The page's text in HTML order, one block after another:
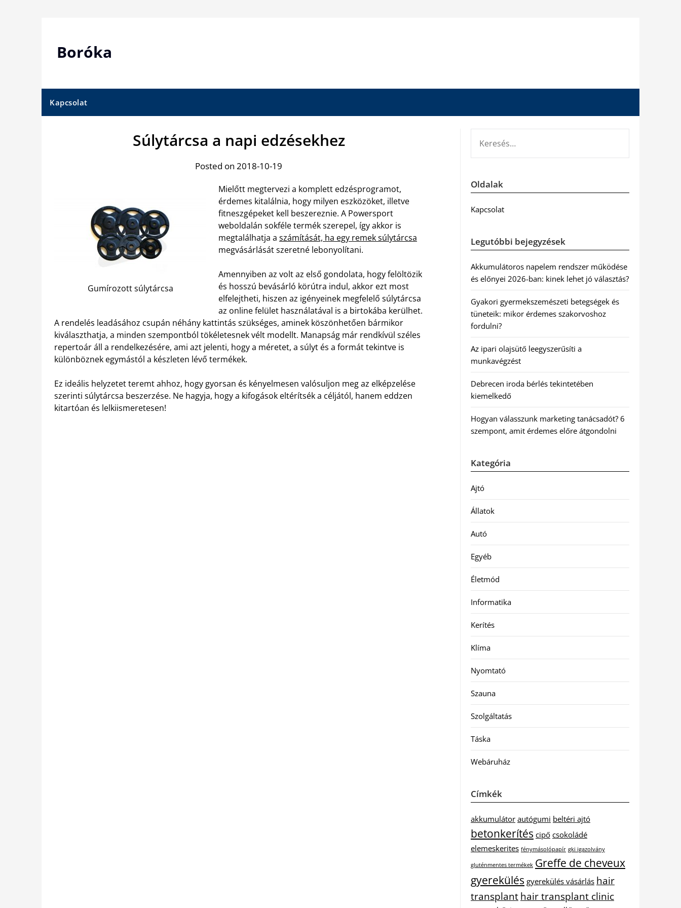
Boróka
Kapcsolat
Súlytárcsa a napi edzésekhez
Posted on 2018-10-19
Gumírozott súlytárcsa
Mielőtt megtervezi a komplett edzésprogramot,
érdemes kitalálnia, hogy milyen eszközöket, illetve
fitneszgépeket kell beszereznie. A Powersport
weboldalán sokféle termék szerepel, így akkor is
megtalálhatja a számítását, ha egy remek súlytárcsa
megvásárlását szeretné lebonyolítani.
Amennyiben az volt az első gondolata, hogy felöltözik
és hosszú bevásárló körútra indul, akkor ezt most
elfelejtheti, hiszen az igényeinek megfelelő súlytárcsa
az online felület használatával is a birtokába kerülhet.
A rendelés leadásához csupán néhány kattintás szükséges, aminek köszönhetően bármikor
kiválaszthatja, a minden szempontból tökéletesnek vélt modellt. Manapság már rendkívül széles
repertoár áll a rendelkezésére, ami azt jelenti, hogy a méretet, a súlyt és a formát tekintve is
különböznek egymástól a készleten lévő termékek.
Ez ideális helyzetet teremt ahhoz, hogy gyorsan és kényelmesen valósuljon meg az elképzelése
szerinti súlytárcsa beszerzése. Ne hagyja, hogy a kifogások eltérítsék a céljától, hanem eddzen
kitartóan és lelkiismeretesen!
Oldalak
Kapcsolat
Legutóbbi bejegyzések
Akkumulátoros napelem rendszer működése
és előnyei 2026-ban: kinek lehet jó választás?
Gyakori gyermekszemészeti betegségek és
tüneteik: mikor érdemes szakorvoshoz
fordulni?
Az ipari olajsütő leegyszerűsíti a
munkavégzést
Debrecen iroda bérlés tekintetében
kiemelkedő
Hogyan válasszunk marketing tanácsadót? 6
szempont, amit érdemes előre átgondolni
Kategória
Ajtó
Állatok
Autó
Egyéb
Életmód
Informatika
Kerítés
Klíma
Nyomtató
Szauna
Szolgáltatás
Táska
Webáruház
Címkék
akkumulátor autógumi beltéri ajtó
betonkerítés cipő csokoládé
elemeskerites fénymásolópapír gki igazolvány
gluténmentes termékek Greffe de cheveux
gyerekülés gyerekülés vásárlás hair
transplant hair transplant clinic